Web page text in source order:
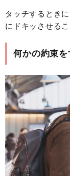
タッチするとき
にドキッさせる
何かの約束